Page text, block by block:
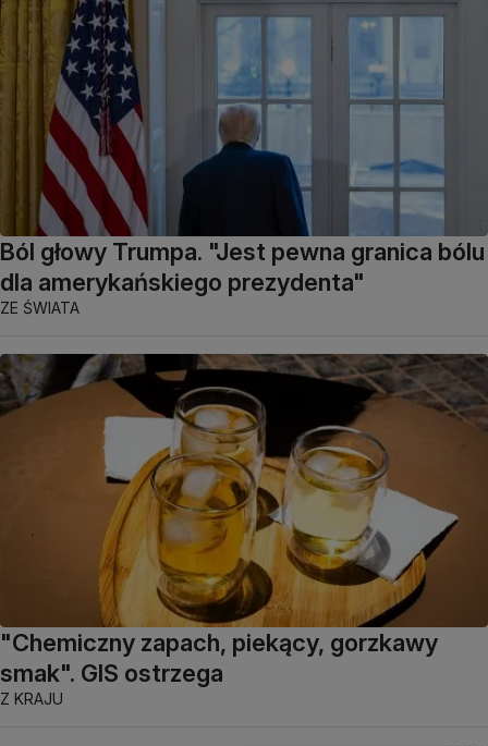
Ból głowy Trumpa. "Jest pewna granica bólu
dla amerykańskiego prezydenta"
ZE ŚWIATA
"Chemiczny zapach, piekący, gorzkawy
smak". GIS ostrzega
Z KRAJU